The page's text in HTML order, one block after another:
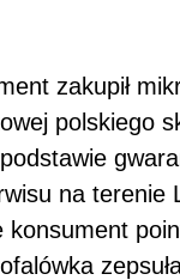
zakupił
polskiego
na terenie
konsument